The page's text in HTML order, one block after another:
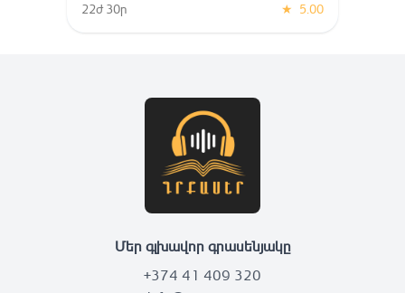
22ժ 30ր ★ 5.00
Մեր գլխավոր գրասենյակը
+374 41 409 320